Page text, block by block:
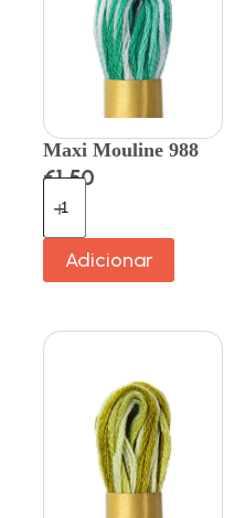
Maxi Mouline 988
€1.50
Adicionar